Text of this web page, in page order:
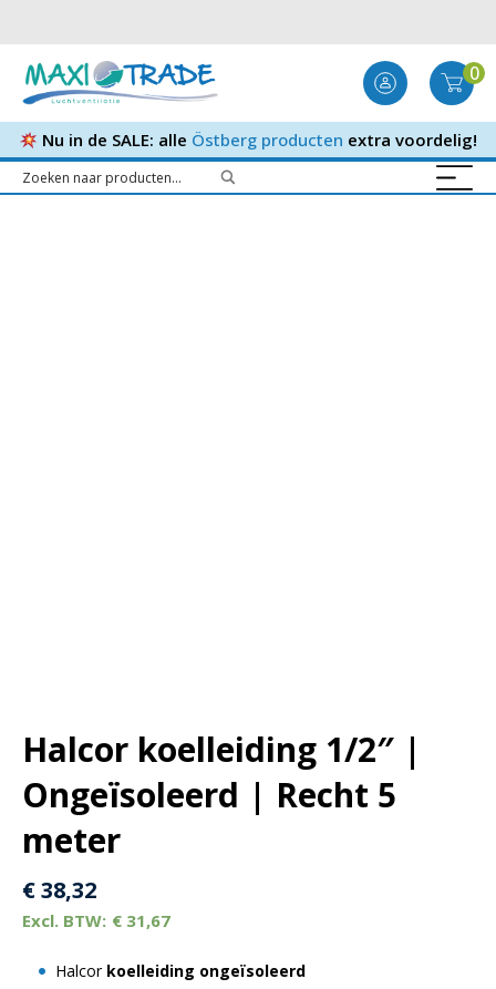
0
Nu in de SALE: alle Östberg producten extra voordelig!
Halcor koelleiding 1/2″ |
Ongeïsoleerd | Recht 5
meter
€38,32
€ 31,67
Halcor koelleiding ongeïsoleerd